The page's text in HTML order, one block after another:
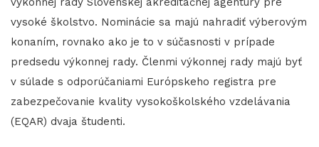
vysoké školstvo. Nominácie sa majú nahradiť výberovým
konaním, rovnako ako je to v súčasnosti v prípade
predsedu výkonnej rady. Členmi výkonnej rady majú byť
v súlade s odporúčaniami Európskeho registra pre
zabezpečovanie kvality vysokoškolského vzdelávania
(EQAR) dvaja študenti.